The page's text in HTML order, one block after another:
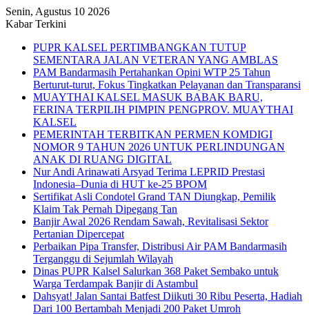
Senin, Agustus 10 2026
Kabar Terkini
PUPR KALSEL PERTIMBANGKAN TUTUP
SEMENTARA JALAN VETERAN YANG AMBLAS
PAM Bandarmasih Pertahankan Opini WTP 25 Tahun
Berturut-turut, Fokus Tingkatkan Pelayanan dan Transparansi
MUAYTHAI KALSEL MASUK BABAK BARU,
FERINA TERPILIH PIMPIN PENGPROV. MUAYTHAI
KALSEL
PEMERINTAH TERBITKAN PERMEN KOMDIGI
NOMOR 9 TAHUN 2026 UNTUK PERLINDUNGAN
ANAK DI RUANG DIGITAL
Nur Andi Arinawati Arsyad Terima LEPRID Prestasi
Indonesia–Dunia di HUT ke-25 BPOM
Sertifikat Asli Condotel Grand TAN Diungkap, Pemilik
Klaim Tak Pernah Dipegang Tan
Banjir Awal 2026 Rendam Sawah, Revitalisasi Sektor
Pertanian Dipercepat
Perbaikan Pipa Transfer, Distribusi Air PAM Bandarmasih
Terganggu di Sejumlah Wilayah
Dinas PUPR Kalsel Salurkan 368 Paket Sembako untuk
Warga Terdampak Banjir di Astambul
Dahsyat! Jalan Santai Batfest Diikuti 30 Ribu Peserta, Hadiah
Dari 100 Bertambah Menjadi 200 Paket Umroh